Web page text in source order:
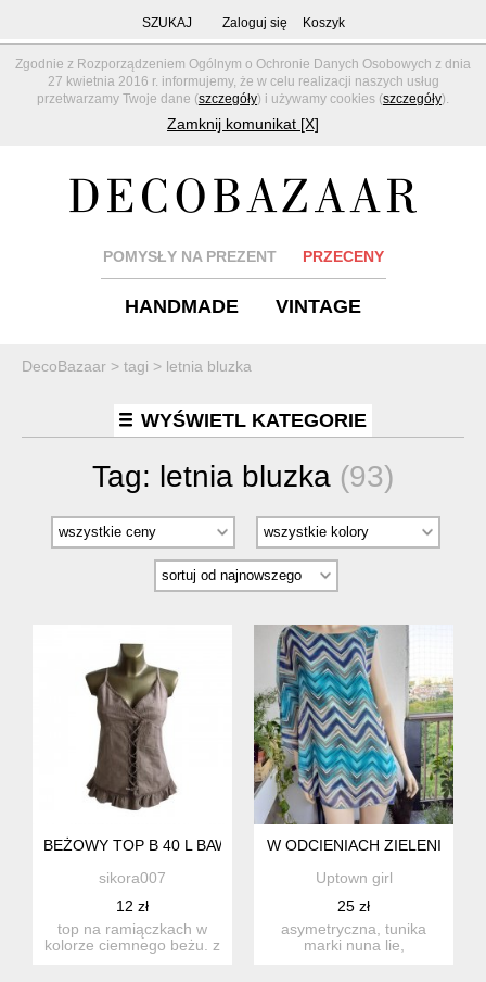
Zgodnie z Rozporządzeniem Ogólnym o Ochronie Danych Osobowych z dnia
27 kwietnia 2016 r. informujemy, że w celu realizacji naszych usług
przetwarzamy Twoje dane (szczegóły) i używamy cookies (szczegóły).
Zamknij komunikat [X]
SZUKAJ Zaloguj się Koszyk
POMYSŁY NA PREZENT PRZECENY
HANDMADE VINTAGE
DecoBazaar > tagi > letnia bluzka
WYŚWIETL KATEGORIE
Tag: letnia bluzka (93)
BEŻOWY TOP B 40 L BAWEŁNA
sikora007
12 zł
top na ramiączkach w
kolorze ciemnego beżu. z
W ODCIENIACH ZIELENI
Uptown girl
25 zł
asymetryczna, tunika
marki nuna lie,